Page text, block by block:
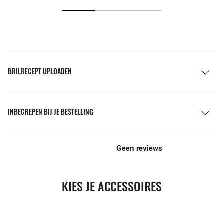
BRILRECEPT UPLOADEN
INBEGREPEN BIJ JE BESTELLING
KIES JE ACCESSOIRES